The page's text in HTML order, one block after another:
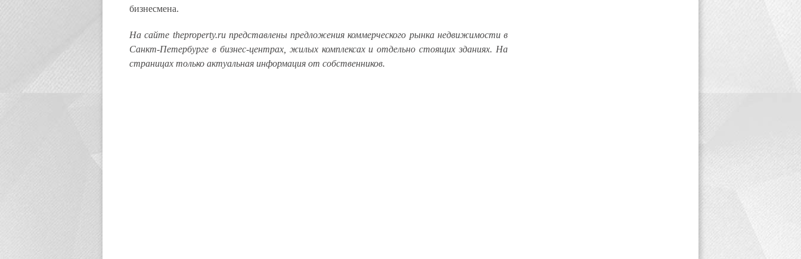
бизнесмена.
На сайте theproperty.ru представлены предложения коммерческого рынка недвижимости в
Санкт-Петербурге в бизнес-центрах, жилых комплексах и отдельно стоящих зданиях. На
страницах только актуальная информация от собственников.